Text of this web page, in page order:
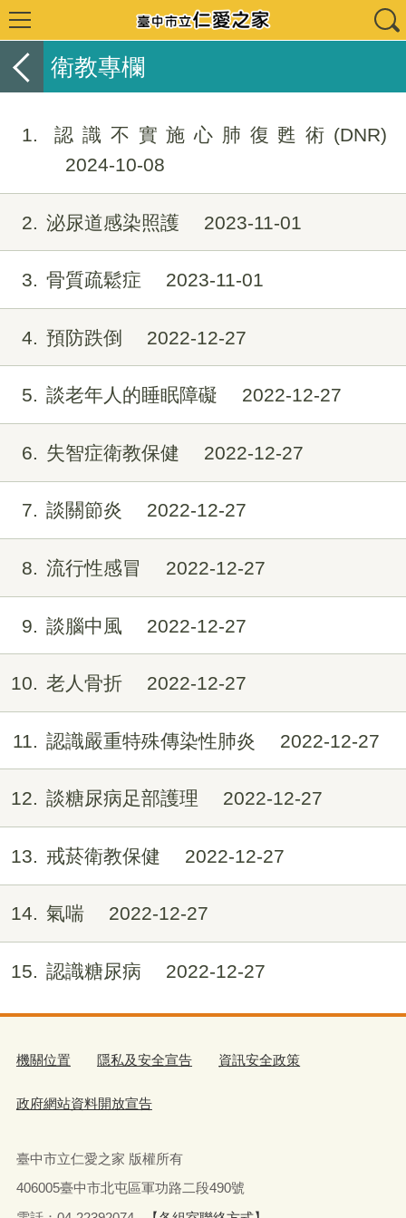
衛教專欄
1
認識不實施心肺復甦術(DNR)
2024-10-08
2 泌尿道感染照護 2023-11-01
3 骨質疏鬆症 2023-11-01
4 預防跌倒 2022-12-27
5 談老年人的睡眠障礙 2022-12-27
6 失智症衛教保健 2022-12-27
7 談關節炎 2022-12-27
8 流行性感冒 2022-12-27
9 談腦中風 2022-12-27
10 老人骨折 2022-12-27
11 認識嚴重特殊傳染性肺炎 2022-12-27
12 談糖尿病足部護理 2022-12-27
13 戒菸衛教保健 2022-12-27
14 氣喘 2022-12-27
15 認識糖尿病 2022-12-27
機關位置 隱私及安全宣告 資訊安全政策
政府網站資料開放宣告
臺中市立仁愛之家 版權所有
406005臺中市北屯區軍功路二段490號